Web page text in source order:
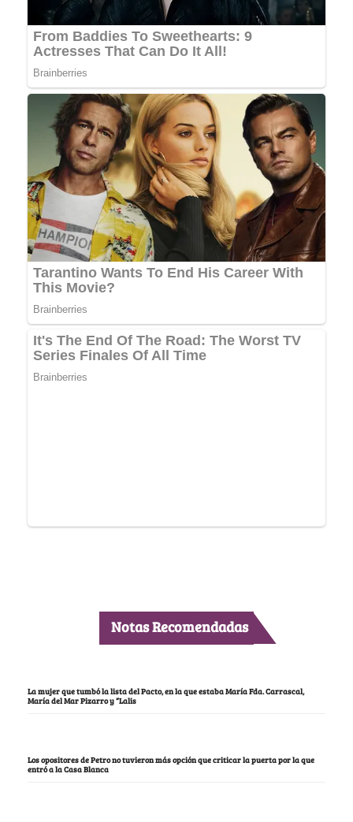
Notas Recomendadas
La mujer que tumbó la lista del Pacto, en la que estaba María Fda. Carrascal,
María del Mar Pizarro y “Lalis
Los opositores de Petro no tuvieron más opción que criticar la puerta por la que
entró a la Casa Blanca